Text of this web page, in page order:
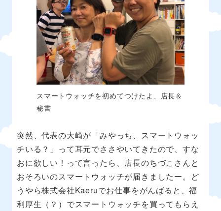
スマートウォッチを初めてつけたよ、店長＆
秘書
突然、代表の大崎が「みやっち、スマートウォッ
チいる？」って耳元でささやいてきたので、すな
おに欲しい！って言ったら、店長のちづこさんと
おそろいのスマートウォッチが届きましたー。ど
うやら株式会社Kaeruでお仕事をがんばると、福
利厚生（？）でスマートウォッチを買ってもらえ